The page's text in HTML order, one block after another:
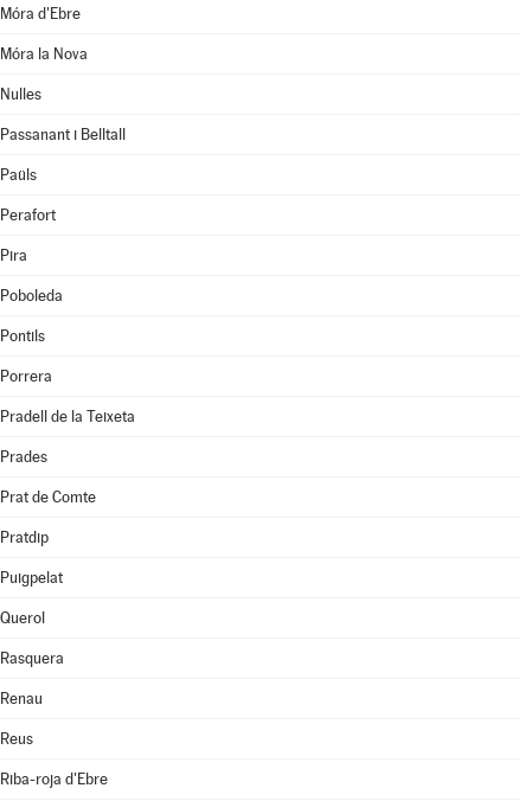
Móra d'Ebre
Móra la Nova
Nulles
Passanant i Belltall
Paüls
Perafort
Pira
Poboleda
Pontils
Porrera
Pradell de la Teixeta
Prades
Prat de Comte
Pratdip
Puigpelat
Querol
Rasquera
Renau
Reus
Riba-roja d'Ebre